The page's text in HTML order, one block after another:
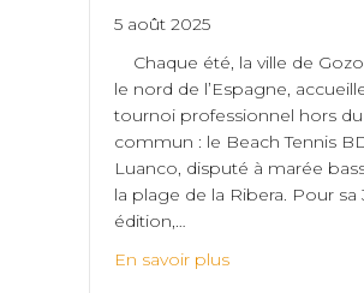
5 août 2025
Chaque été, la ville de
le nord de l’Espagne,
tournoi professionnel hors du
commun : le Beach Tennis
Luanco, disputé à marée
la plage de la Ribera. Pour sa
édition,…
En savoir plus